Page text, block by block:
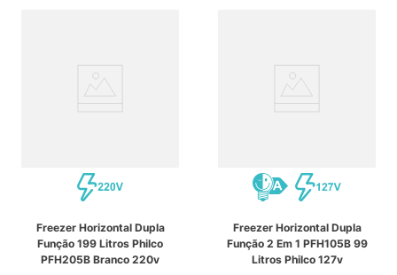
Freezer Horizontal Dupla
Função 199 Litros Philco
PFH205B Branco 220v
Freezer Horizontal Dupla
Função 2 Em 1 PFH105B 99
Litros Philco 127v